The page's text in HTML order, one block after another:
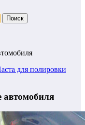
для полировки
автомобиля